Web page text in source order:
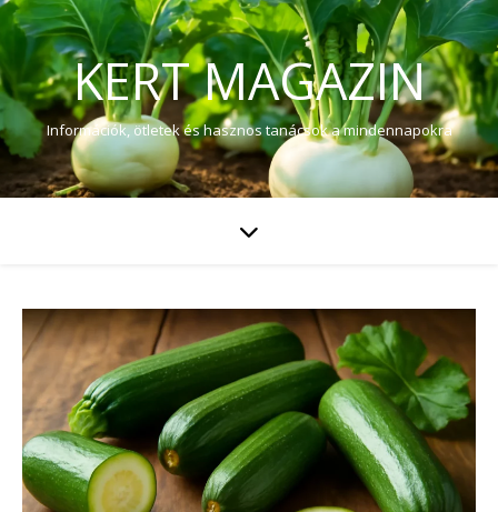
KERT MAGAZIN
Információk, ötletek és hasznos tanácsok a mindennapokra